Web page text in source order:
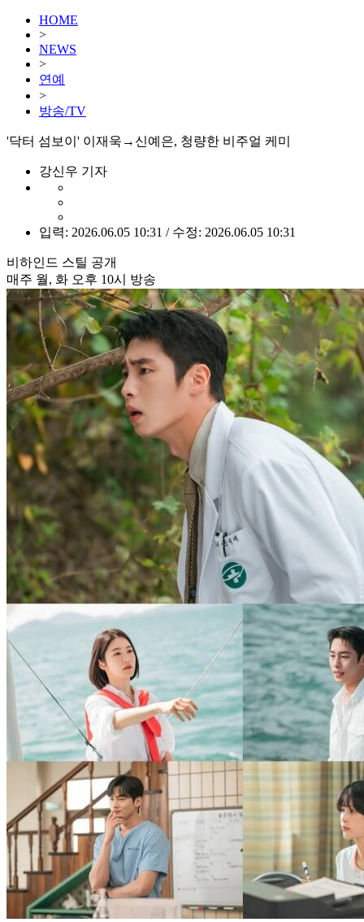
HOME
>
NEWS
>
연예
>
방송/TV
'닥터 섬보이' 이재욱→신예은, 청량한 비주얼 케미
강신우 기자
입력: 2026.06.05 10:31 / 수정: 2026.06.05 10:31
비하인드 스틸 공개
매주 월, 화 오후 10시 방송